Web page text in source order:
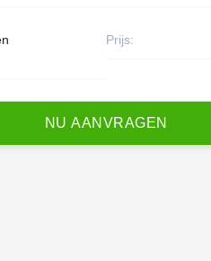
Prijs:
N U AAN VRAGEN